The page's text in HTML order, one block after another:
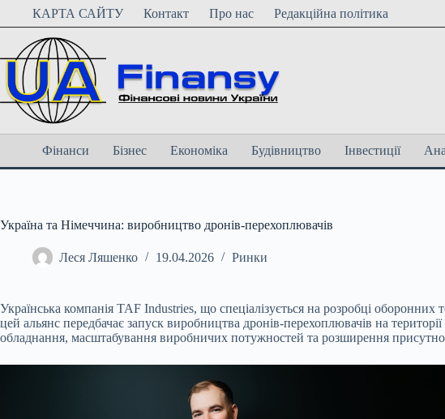
ПерейтиКАРТА САЙТУ Контакт Про нас Редакційна політика
Фінанси Бізнес Економіка Будівництво Інвестиції
Україна та Німеччина: виробництво дронів-перехоплювачів
Леся Ляшенко 19.04.2026 Ринки
Українська компанія TAF Industries, що спеціалізується на розробці
цей альянс передбачає запуск виробництва дронів-перехоплювачів на
обладнання, масштабування виробничих потужностей та розширення